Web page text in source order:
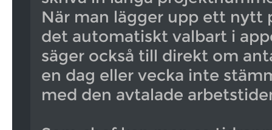
När man lägger upp ett nytt
det automatiskt valbart i
säger också till direkt om
en dag eller vecka inte
med den avtalade